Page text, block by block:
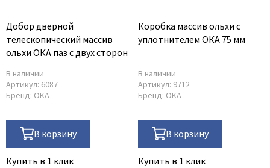
Добор дверной
телескопический массив
ольхи ОКА паз с двух сторон
В наличии
Артикул: 6087
Бренд: ОКА
В корзину
Купить в 1 клик
Коробка массив ольхи с
уплотнителем ОКА 75 мм
В наличии
Артикул: 9712
Бренд: ОКА
В корзину
Купить в 1 клик